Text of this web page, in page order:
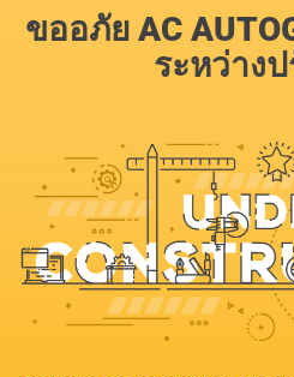
ขออภัย AC
ระหว่าง